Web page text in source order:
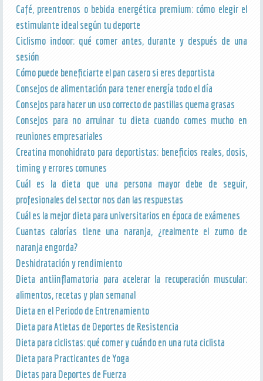
Café, preentrenos o bebida energética premium: cómo elegir el
estimulante ideal según tu deporte
Ciclismo indoor: qué comer antes, durante y después de una
sesión
Cómo puede beneficiarte el pan casero si eres deportista
Consejos de alimentación para tener energía todo el día
Consejos para hacer un uso correcto de pastillas quema grasas
Consejos para no arruinar tu dieta cuando comes mucho en
reuniones empresariales
Creatina monohidrato para deportistas: beneficios reales, dosis,
timing y errores comunes
Cuál es la dieta que una persona mayor debe de seguir,
profesionales del sector nos dan las respuestas
Cuál es la mejor dieta para universitarios en época de exámenes
Cuantas calorías tiene una naranja, ¿realmente el zumo de
naranja engorda?
Deshidratación y rendimiento
Dieta antiinflamatoria para acelerar la recuperación muscular:
alimentos, recetas y plan semanal
Dieta en el Periodo de Entrenamiento
Dieta para Atletas de Deportes de Resistencia
Dieta para ciclistas: qué comer y cuándo en una ruta ciclista
Dieta para Practicantes de Yoga
Dietas para Deportes de Fuerza